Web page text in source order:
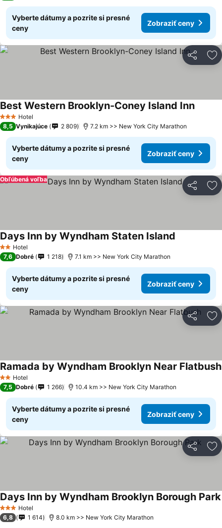
Vyberte dátumy a pozrite si presné
ceny
Zobraziť ceny
Zdieľať
3 Počet hviezdičiek
Hotel
Best Western Brooklyn-Coney Island Inn
8,5 Vynikajúce 2 809 7.2 km >> New York City Marathon
Vyberte dátumy a pozrite si presné
ceny
Zobraziť ceny
Zdieľať
Obľúbená voľba
2 Počet hviezdičiek
Hotel
Days Inn by Wyndham Staten Island
7,6 Dobré 1 218 7.1 km >> New York City Marathon
Vyberte dátumy a pozrite si presné
ceny
Zobraziť ceny
Zdieľať
2 Počet hviezdičiek
Hotel
Ramada by Wyndham Brooklyn Near Flatbush
7,5 Dobré 1 266 10.4 km >> New York City Marathon
Vyberte dátumy a pozrite si presné
ceny
Zobraziť ceny
Zdieľať
3 Počet hviezdičiek
Hotel
Days Inn by Wyndham Brooklyn Borough Park
6,8 1 614 8.0 km >> New York City Marathon